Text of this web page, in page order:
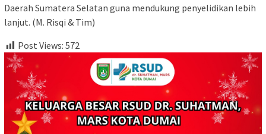
Daerah Sumatera Selatan guna mendukung penyelidikan lebih
lanjut. (M. Risqi & Tim)
Post Views: 572